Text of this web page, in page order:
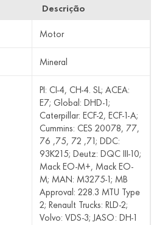
Descrição
Motor
Mineral
PI: CI-4, CH-4. SL; ACEA:
E7; Global: DHD-1;
Caterpillar: ECF-2, ECF-1-A;
Cummins: CES 20078, 77,
76 ,75, 72 ,71; DDC:
93K215; Deutz: DQC III-10;
Mack EO-M+, Mack EO-
M; MAN: M3275-1; MB
Approval: 228.3 MTU Type
2; Renault Trucks: RLD-2;
Volvo: VDS-3; JASO: DH-1